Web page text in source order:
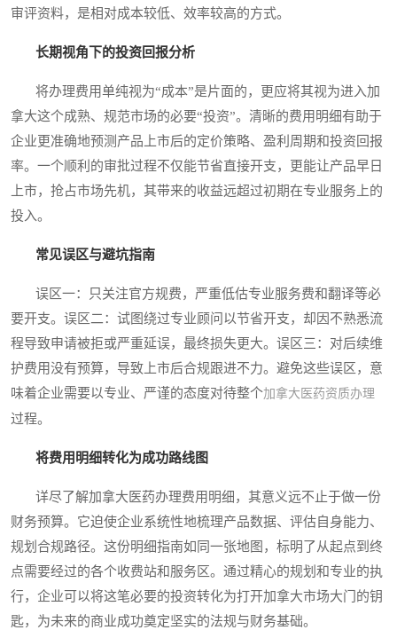
审评资料，是相对成本较低、效率较高的方式。
长期视角下的投资回报分析
将办理费用单纯视为“成本”是片面的，更应将其视为进入加
拿大这个成熟、规范市场的必要“投资”。清晰的费用明细有助于
企业更准确地预测产品上市后的定价策略、盈利周期和投资回报
率。一个顺利的审批过程不仅能节省直接开支，更能让产品早日
上市，抢占市场先机，其带来的收益远超过初期在专业服务上的
投入。
常见误区与避坑指南
误区一：只关注官方规费，严重低估专业服务费和翻译等必
要开支。误区二：试图绕过专业顾问以节省开支，却因不熟悉流
程导致申请被拒或严重延误，最终损失更大。误区三：对后续维
护费用没有预算，导致上市后合规跟进不力。避免这些误区，意
味着企业需要以专业、严谨的态度对待整个加拿大医药资质办理
过程。
将费用明细转化为成功路线图
详尽了解加拿大医药办理费用明细，其意义远不止于做一份
财务预算。它迫使企业系统性地梳理产品数据、评估自身能力、
规划合规路径。这份明细指南如同一张地图，标明了从起点到终
点需要经过的各个收费站和服务区。通过精心的规划和专业的执
行，企业可以将这笔必要的投资转化为打开加拿大市场大门的钥
匙，为未来的商业成功奠定坚实的法规与财务基础。